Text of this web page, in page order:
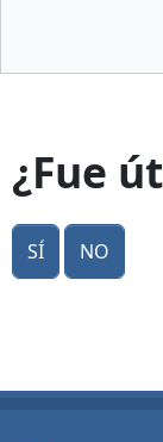
¿Fue
Sí No